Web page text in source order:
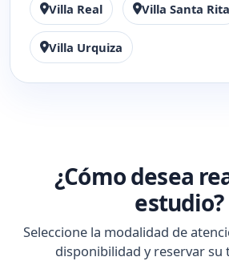
Villa Real Villa Santa Rita
Villa Urquiza
¿Cómo desea
estudio?
Seleccione la modalidad de
disponibilidad y reservar su